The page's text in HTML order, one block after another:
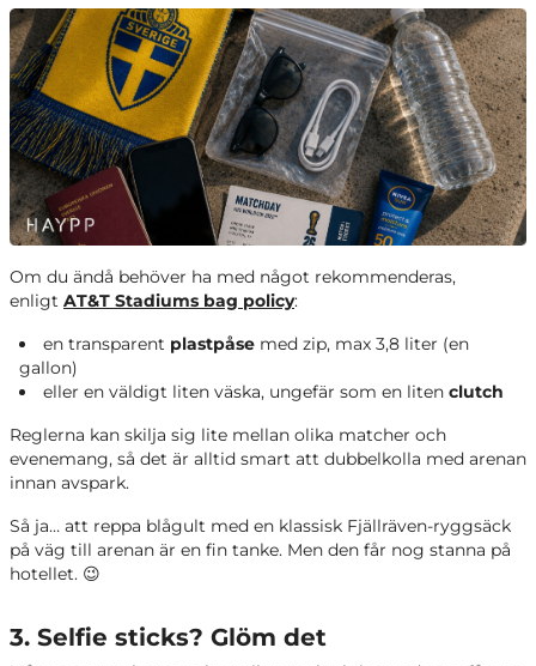
Om du ändå behöver ha med något rekommenderas,
enligt AT&T Stadiums bag policy:
en transparent plastpåse med zip, max 3,8 liter (en
gallon)
eller en väldigt liten väska, ungefär som en liten clutch
Reglerna kan skilja sig lite mellan olika matcher och
evenemang, så det är alltid smart att dubbelkolla med arenan
innan avspark.
Så ja… att reppa blågult med en klassisk Fjällräven-ryggsäck
på väg till arenan är en fin tanke. Men den får nog stanna på
hotellet. 😉
3. Selfie sticks? Glöm det